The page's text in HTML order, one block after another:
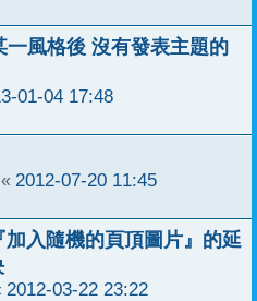
一風格後 沒有發表主題的
01-04 17:48
« 2012-07-20 11:45
入隨機的頁頂圖片』的延
2012-03-22 23:22